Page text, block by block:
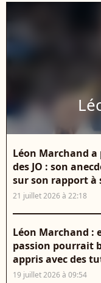
Léon Marchand
des JO : son
sur son rapport à
21 juillet 2026 à 22:18
Léon Marchand :
passion pourrait
appris avec des
19 juillet 2026 à 09:54